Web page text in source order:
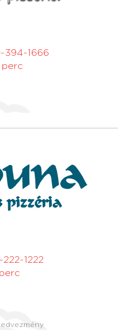
394-1666
perc
1222